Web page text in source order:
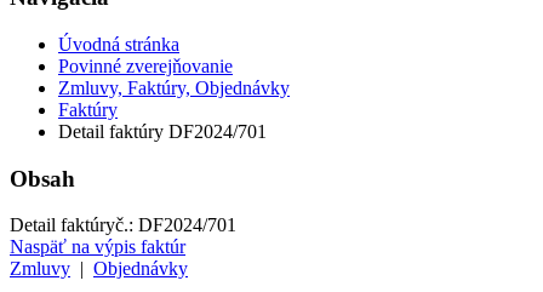
Úvodná stránka
Povinné zverejňovanie
Zmluvy, Faktúry, Objednávky
Faktúry
Detail faktúry DF2024/701
Obsah
Detail faktúryč.: DF2024/701
Naspäť na výpis faktúr
Zmluvy
Objednávky